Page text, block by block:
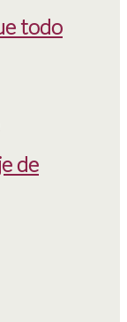
todo
de